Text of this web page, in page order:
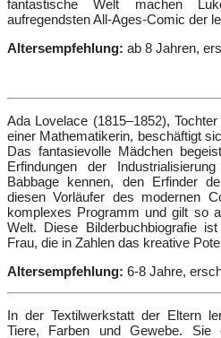
fantastische Welt machen
aufregendsten All-Ages-Comic der
Altersempfehlung: ab 8 Jahren,
Ada Lovelace (1815–1852),
einer Mathematikerin, beschäftigt
Das fantasievolle Mädchen
Erfindungen der
Babbage kennen, den Erfinder
diesen Vorläufer des modernen
komplexes Programm und gilt so
Welt. Diese Bilderbuchbiografie
Frau, die in Zahlen das kreative
Altersempfehlung: 6-8 Jahre,
In der Textilwerkstatt der Eltern
Tiere, Farben und Gewebe. Sie